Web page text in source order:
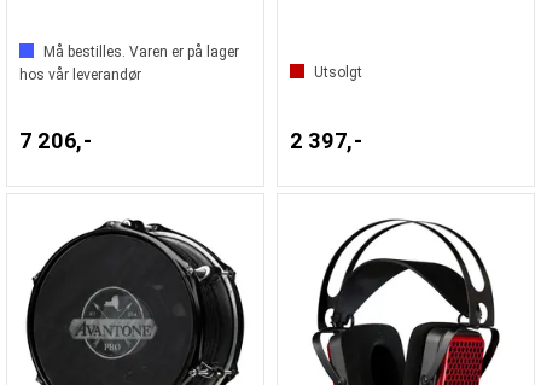
Må bestilles. Varen er på lager
hos vår leverandør
7 206,-
Utsolgt
2 397,-